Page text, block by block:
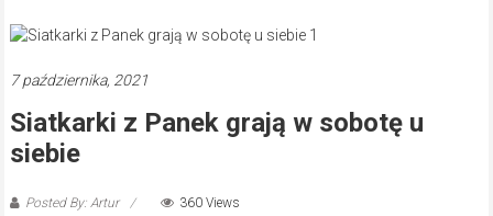
7 października, 2021
Siatkarki z Panek grają w sobotę u
siebie
Posted By: Artur 360 Views